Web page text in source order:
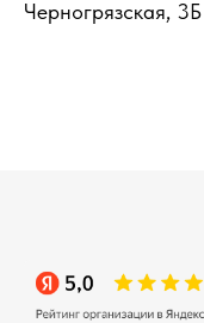
Черногрязская, 3Б